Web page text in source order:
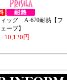
ィッグ A-670耐熱【フ
ーブ】
10,120円